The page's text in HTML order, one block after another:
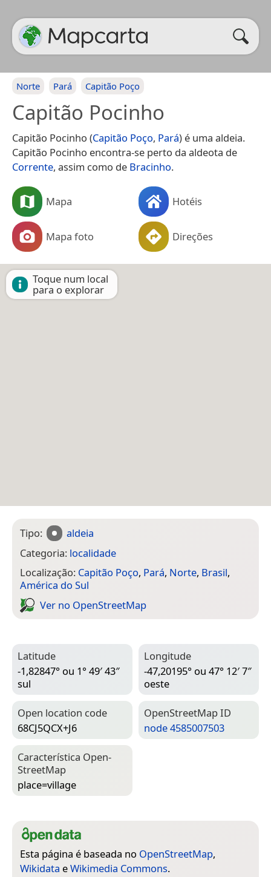
Norte Pará Capitão Poço
Capitão Pocinho
Capitão Pocinho (Capitão Poço, Pará) é uma aldeia.
Capitão Pocinho encontra-se perto da aldeota de
Corrente, assim como de Bracinho.
Mapa Hotéis
Mapa foto Direções
Toque num local
para o explorar
Tipo:
aldeia
Categoria: localidade
Localização: Capitão Poço, Pará, Norte, Brasil,
América do Sul
Ver no Open­Street­Map
Latitude
-1,82847° ou 1° 49′ 43″
sul
Longitude
-47,20195° ou 47° 12′ 7″
oeste
Open location code
68CJ5QCX+J6
Open­Street­Map ID
node 4585007503
Característica Open­
Street­Map
place=­village
Esta página é baseada no OpenStreetMap,
Wikidata eWikimedia Commons.